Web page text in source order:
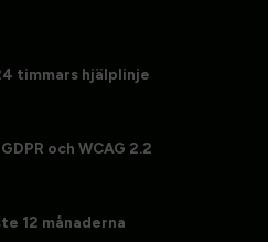
timmars hjälplinje
och WCAG 2.2
12 månaderna